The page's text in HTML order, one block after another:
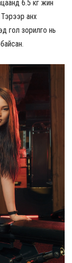
6.5 кг жин
анх
гол зорилго нь